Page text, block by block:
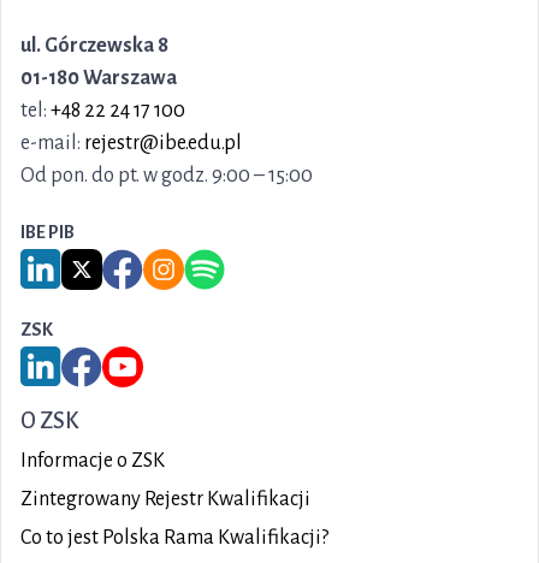
ul. Górczewska 8
01-180 Warszawa
tel: +48 22 24 17 100
e-mail: rejestr@ibe.edu.pl
Od pon. do pt. w godz. 9:00 – 15:00
IBE PIB
Link do serwisu LinkedIn IBE PIB
Link do serwisu X IBE PIB
Link do Facebook IBE PIB
Link do Instagram IBE PIB
Link do Spotify IBE PIB
ZSK
Link do serwisu LinkedIn ZSK
Link do Facebook ZSK
Link do YouTube ZSK
O ZSK
Informacje o ZSK
Zintegrowany Rejestr Kwalifikacji
Co to jest Polska Rama Kwalifikacji?